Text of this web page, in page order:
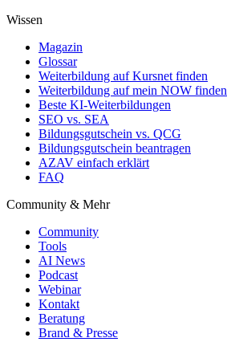
Wissen
Magazin
Glossar
Weiterbildung auf Kursnet finden
Weiterbildung auf mein NOW finden
Beste KI-Weiterbildungen
SEO vs. SEA
Bildungsgutschein vs. QCG
Bildungsgutschein beantragen
AZAV einfach erklärt
FAQ
Community & Mehr
Community
Tools
AI News
Podcast
Webinar
Kontakt
Beratung
Brand & Presse